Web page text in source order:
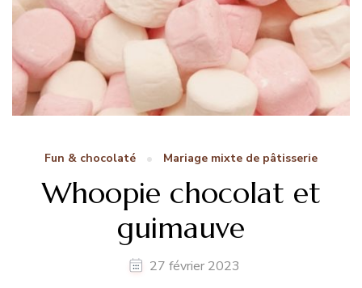
Fun & chocolaté Mariage mixte de pâtisserie
Whoopie chocolat et
guimauve
27 février 2023